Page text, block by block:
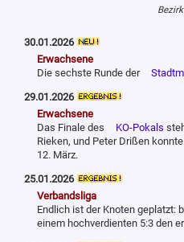
30.01.2026
Erwachsene
Die sechste Runde der
29.01.2026
Erwachsene
Das Finale des
KO-Pokals
Rieken, und Peter Drißen
12. März.
25.01.2026
Verbandsliga
Endlich ist der Knoten geplatzt:
einem hochverdienten 5:3 den